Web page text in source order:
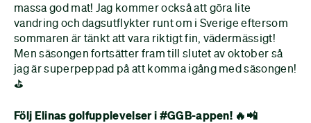
massa god mat! Jag kommer också att göra lite
vandring och dagsutflykter runt om i Sverige eftersom
sommaren är tänkt att vara riktigt fin, vädermässigt!
Men säsongen fortsätter fram till slutet av oktober så
jag är superpeppad på att komma igång med säsongen!
⛳️
Följ Elinas golfupplevelser i #GGB-appen! 🔥📲